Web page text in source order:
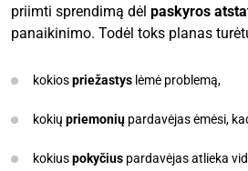
priimti sprendimą dėl paskyros
panaikinimo. Todėl toks planas
kokiospriežastys lėmė problemą,
kokių priemonių pardavėjas ėmėsi,
kokiuspokyčius pardavėjas atlieka